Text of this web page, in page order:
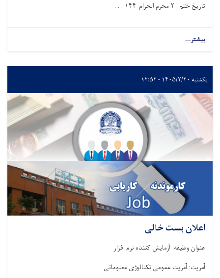
تاریخ ختم : ۲ محرم الحرام ۱۴۴ . . .
بیشتر...
یکشنبه ۱۴۰۵/۲/۲۰ - ۱۲:۵۲
اعلان بست خالی
عنوان وظیفه: آزمایش کننده نرم افزار
آمریت: آمریت عمومی تکنالوژی معلوماتی